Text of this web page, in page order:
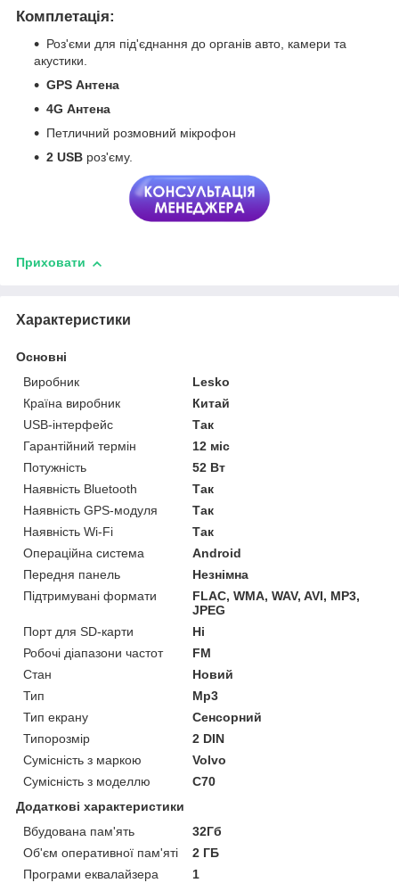
Комплетація:
Роз'єми для під'єднання до органів авто, камери та
акустики.
GPS Антена
4G Антена
Петличний розмовний мікрофон
2 USB роз'єму.
Приховати
Характеристики
Основні
Виробник
Lesko
Країна виробник
Китай
USB-інтерфейс
Так
Гарантійний термін
12 міс
Потужність
52 Вт
Наявність Bluetooth
Так
Наявність GPS-модуля
Так
Наявність Wi-Fi
Так
Операційна система
Android
Передня панель
Незнімна
Підтримувані формати
FLAC, WMA, WAV, AVI, MP3,
JPEG
Порт для SD-карти
Ні
Робочі діапазони частот
FM
Стан
Новий
Тип
Mp3
Тип екрану
Сенсорний
Типорозмір
2 DIN
Сумісність з маркою
Volvo
Сумісність з моделлю
C70
Додаткові характеристики
Вбудована пам'ять
32Гб
Об'єм оперативної пам'яті
2 ГБ
Програми еквалайзера
1